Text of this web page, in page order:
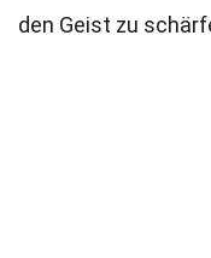
den Geist zu